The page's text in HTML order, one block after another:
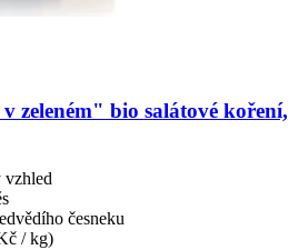
v zeleném" bio salátové koření,
vzhled
česneku
/ kg)